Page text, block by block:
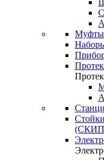
Муфты